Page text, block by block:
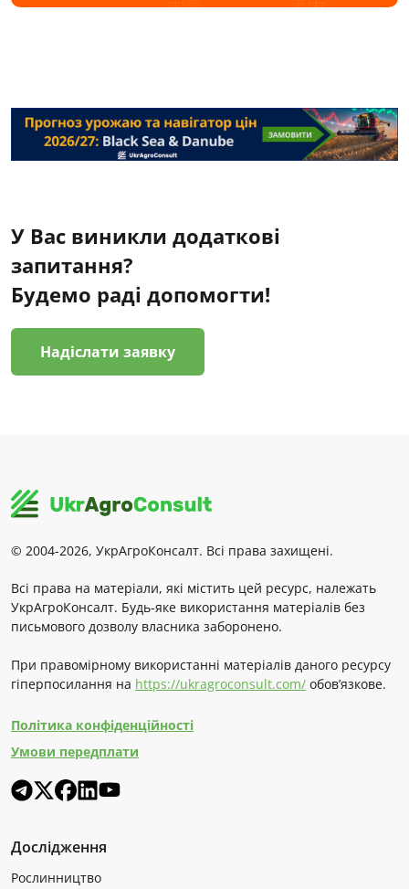
У Вас виникли додаткові
запитання?
Будемо раді допомогти!
Надіслати заявку
© 2004-2026, УкрАгроКонсалт. Всі права захищені.
Всі права на матеріали, які містить цей ресурс, належать
УкрАгроКонсалт. Будь-яке використання матеріалів без
письмового дозволу власника заборонено.
При правомірному використанні матеріалів даного ресурсу
гіперпосилання на https://ukragroconsult.com/ обов’язкове.
Політика конфіденційності
Умови передплати
Дослідження
Рослинництво